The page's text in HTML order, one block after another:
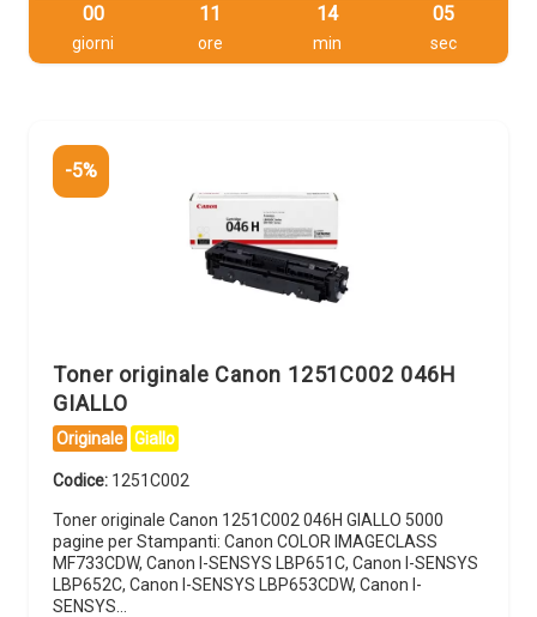
00
giorni
11
ore
14
min
04
sec
-5%
Toner originale Canon 1251C002 046H
GIALLO
Originale Giallo
Codice: 1251C002
Toner originale Canon 1251C002 046H GIALLO 5000
pagine per Stampanti: Canon COLOR IMAGECLASS
MF733CDW, Canon I-SENSYS LBP651C, Canon I-SENSYS
LBP652C, Canon I-SENSYS LBP653CDW, Canon I-
SENSYS…